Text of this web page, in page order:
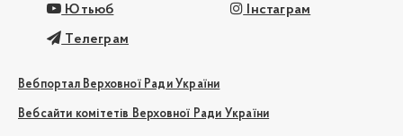
Ютьюб Інстаграм
Телеграм
Вебпортал Верховної Ради України
Вебсайти комітетів Верховної Ради України